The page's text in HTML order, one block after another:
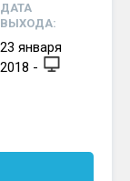
ДАТА
ВЫХОДА:
23 января
2018 -